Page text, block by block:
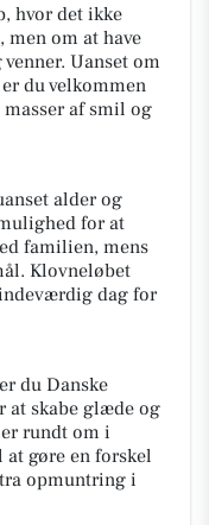
hvor det ikke
om at have
Uanset om
du velkommen
af smil og
alder og
for at
familien, mens
Klovneløbet
dag for
du Danske
at skabe glæde og
rundt om i
gøre en forskel
opmuntring i